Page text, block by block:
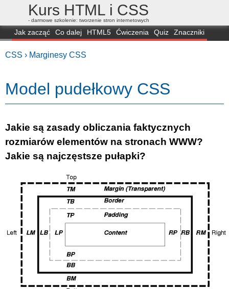
Kurs HTML i CSS
- darmowe szkolenie: tworzenie stron internetowych
Jak zacząć Co dalej HTML5 Ćwiczenia Quiz
Znaczniki
CSS › Marginesy CSS
Model pudełkowy CSS
Jakie są zasady obliczania faktycznych
rozmiarów elementów na stronach WWW?
Jakie są najczęstsze pułapki?